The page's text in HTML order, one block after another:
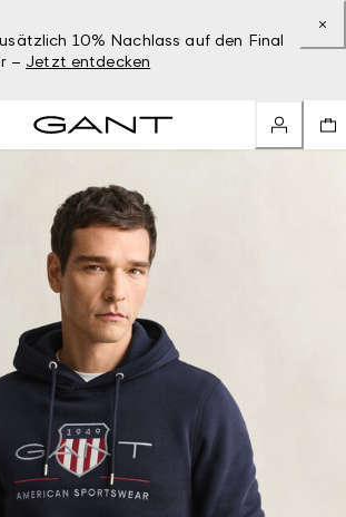
10% Nachlass auf den Final
– Jetzt entdecken